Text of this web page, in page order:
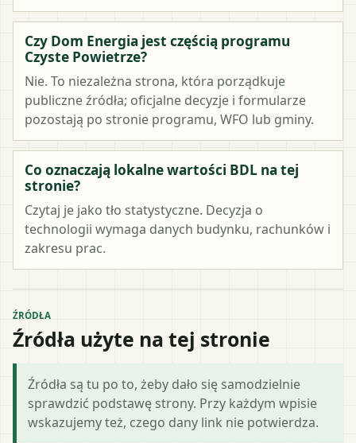
Czy Dom Energia jest częścią programu
Czyste Powietrze?
Nie. To niezależna strona, która porządkuje
publiczne źródła; oficjalne decyzje i formularze
pozostają po stronie programu, WFO lub gminy.
Co oznaczają lokalne wartości BDL na tej
stronie?
Czytaj je jako tło statystyczne. Decyzja o
technologii wymaga danych budynku, rachunków i
zakresu prac.
ŹRÓDŁA
Źródła użyte na tej stronie
Źródła są tu po to, żeby dało się samodzielnie
sprawdzić podstawę strony. Przy każdym wpisie
wskazujemy też, czego dany link nie potwierdza.